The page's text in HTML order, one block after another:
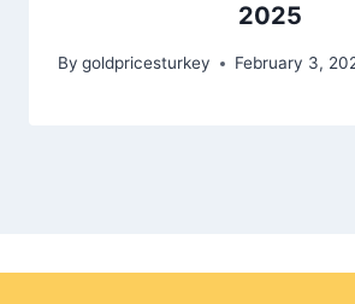
2025
By goldpricesturkey February 3,